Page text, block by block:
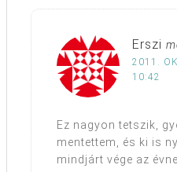
Erszi
2011.
10:42
Ez nagyon tetszik,
mentettem, és ki is
mindjárt vége az